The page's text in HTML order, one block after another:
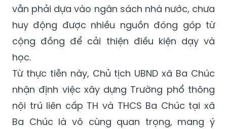
vẫn phải dựa vào ngân sách nhà nước, chưa
huy động được nhiều nguồn đóng góp từ
cộng đồng để cải thiện điều kiện dạy và
học.
Từ thực tiễn này, Chủ tịch UBND xã Ba Chúc
nhận định việc xây dựng Trường phổ thông
nội trú liên cấp TH và THCS Ba Chúc tại xã
Ba Chúc là vô cùng quan trọng, mang ý